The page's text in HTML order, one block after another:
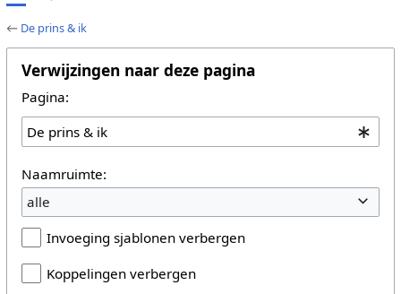
← De prins & ik
Verwijzingen naar deze pagina
Pagina:
Naamruimte:
alle
Invoeging sjablonen verbergen
Koppelingen verbergen